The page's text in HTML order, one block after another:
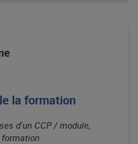
la formation
d'un CCP / module,